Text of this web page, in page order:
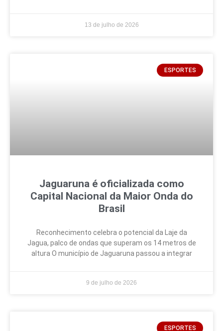
13 de julho de 2026
ESPORTES
Jaguaruna é oficializada como
Capital Nacional da Maior Onda do
Brasil
Reconhecimento celebra o potencial da Laje da
Jagua, palco de ondas que superam os 14 metros de
altura O município de Jaguaruna passou a integrar
9 de julho de 2026
ESPORTES